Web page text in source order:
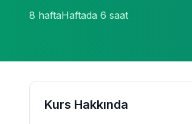
8 haftaHaftada 6 saat
Kurs Hakkında